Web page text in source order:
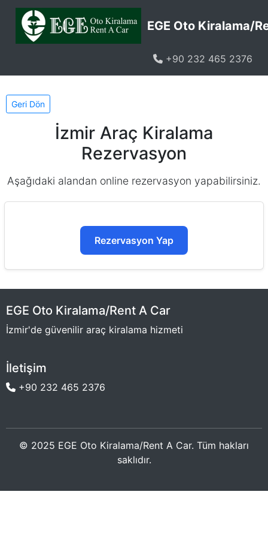
EGE Oto Kiralama/
+90 232 465 2376
Geri Dön
İzmir Araç Kiralama
Rezervasyon
Aşağıdaki alandan online rezervasyon yapabilirsiniz.
Rezervasyon Yap
EGE Oto Kiralama/Rent A Car
İzmir'de güvenilir araç kiralama hizmeti
İletişim
+90 232 465 2376
© 2025 EGE Oto Kiralama/Rent A Car. Tüm hakları
saklıdır.